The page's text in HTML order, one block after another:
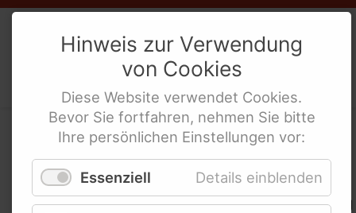
Weibernetze.V.
Politische Interes­sen­ver­tre­tung
behinderte Frauen
Themenübersicht
Als bundesweite politische Interessenvertretung
Hinweis zur Verwendung
von Cookies
Diese Website verwendet Cookies.
Bevor Sie fortfahren, nehmen Sie bitte
Ihre persönlichen Einstellungen vor:
Essenziell Details einblenden